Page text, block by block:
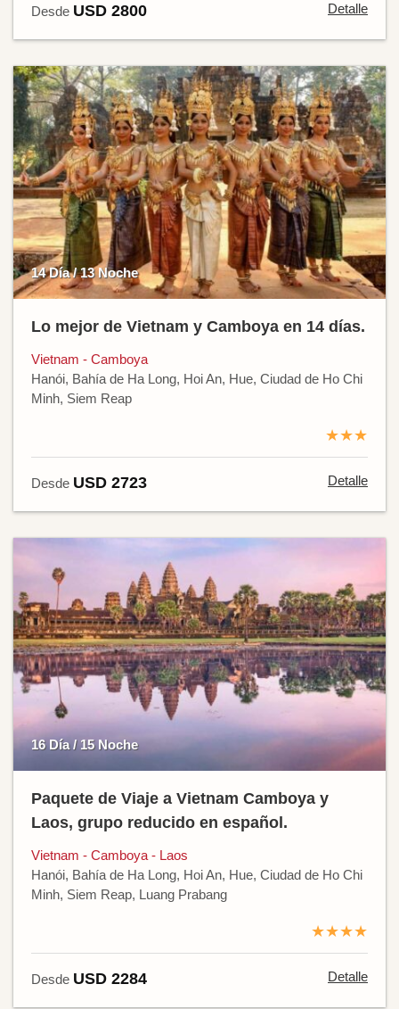
Desde USD 2800 Detalle
14 Día / 13 Noche
Lo mejor de Vietnam y Camboya en 14 días.
Vietnam - Camboya
Hanói, Bahía de Ha Long, Hoi An, Hue, Ciudad de Ho Chi
Minh, Siem Reap
★★★
Desde USD 2723 Detalle
16 Día / 15 Noche
Paquete de Viaje a Vietnam Camboya y
Laos, grupo reducido en español.
Vietnam - Camboya - Laos
Hanói, Bahía de Ha Long, Hoi An, Hue, Ciudad de Ho Chi
Minh, Siem Reap, Luang Prabang
★★★★
Desde USD 2284 Detalle